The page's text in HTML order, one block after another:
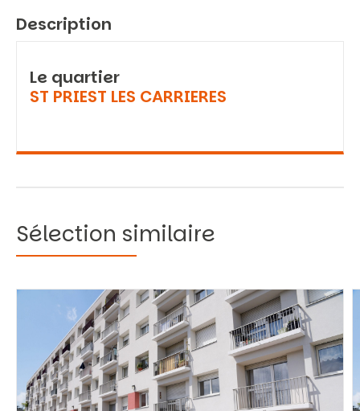
Description
Le quartier
ST PRIEST LES CARRIERES
Sélection similaire